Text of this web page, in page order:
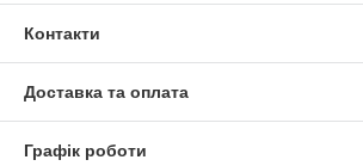
Контакти
Доставка та оплата
Графік роботи